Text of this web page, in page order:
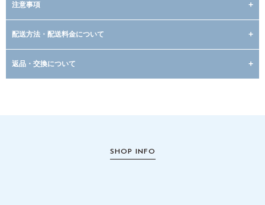
注意事項
配送方法・配送料金について
返品・交換について
SHOP INFO